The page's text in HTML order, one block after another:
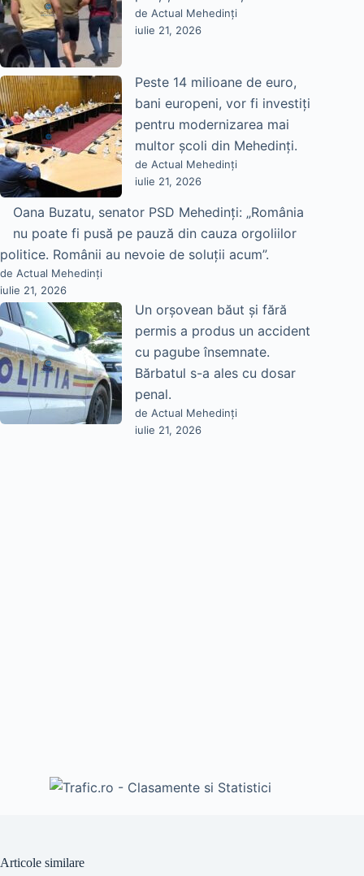
de Actual Mehedinți
iulie 21, 2026
Peste 14 milioane de euro,
bani europeni, vor fi investiți
pentru modernizarea mai
multor școli din Mehedinți.
de Actual Mehedinți
iulie 21, 2026
Oana Buzatu, senator PSD Mehedinți: „România
nu poate fi pusă pe pauză din cauza orgoliilor
politice. Românii au nevoie de soluții acum”.
de Actual Mehedinți
iulie 21, 2026
Un orșovean băut și fără
permis a produs un accident
cu pagube însemnate.
Bărbatul s-a ales cu dosar
penal.
de Actual Mehedinți
iulie 21, 2026
Articole similare